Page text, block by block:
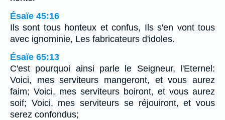
Ésaïe 45:16
Ils sont tous honteux et confus, Ils s'en vont tous
avec ignominie, Les fabricateurs d'idoles.
Ésaïe 65:13
C'est pourquoi ainsi parle le Seigneur, l'Eternel:
Voici, mes serviteurs mangeront, et vous aurez
faim; Voici, mes serviteurs boiront, et vous aurez
soif; Voici, mes serviteurs se réjouiront, et vous
serez confondus;